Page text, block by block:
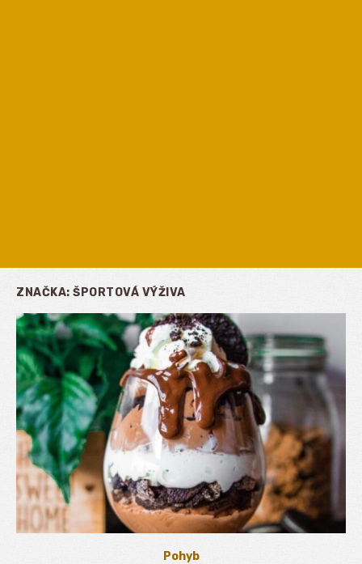
ZNAČKA: ŠPORTOVÁ VÝŽIVA
Pohyb